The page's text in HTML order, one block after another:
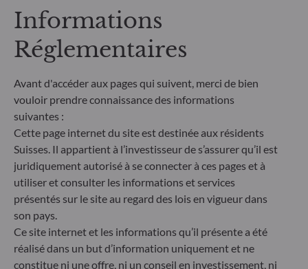
ensemble de règles européennes visant à rendre le
profil de durabilité des fonds transparent, plus
comparable et davantage compréhensible par les
investisseurs finaux. Article 6 : L'équipe de gestion
les effets négatifs des décisions d'investissement
sur les facteurs de durabilité dans le processus de
décision d'investissement. Article 8 : L'équipe de
gestion traite les risques de durabilité en intégrant
des critères ESG (Environnement et/ou Social et/ou
Gouvernance) dans son processus de décision
d'investissement. Article 9 : L'équipe de gestion suit
un objectif d'investissement durable strict qui
contribue de manière significative aux défis de la
transition écologique, et traite les risques de
durabilité par le biais de notations fournies par le
fournisseur externe de données ESG de la société
Informations
Réglementaires
Avant d'accéder aux pages qui suivent, merci de bien
vouloir prendre connaissance des informations
suivantes :
Cette page internet du site est destinée aux résidents
Suisses. Il appartient à l’investisseur de s’assurer qu’il est
juridiquement autorisé à se connecter à ces pages et à
utiliser et consulter les informations et services
présentés sur le site au regard des lois en vigueur dans
son pays.
Ce site internet et les informations qu’il présente a été
réalisé dans un but d’information uniquement et ne
constitue ni une offre, ni un conseil en investissement, ni